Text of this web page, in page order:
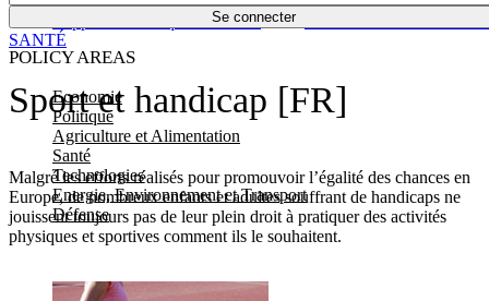
Se connecter
POLICY AREAS
Economie
Politique
Agriculture et Alimentation
Santé
Technologies
Energie, Environnement et Transport
Défense
Économie
Sport et handicap [FR]
Malgré les efforts réalisés pour promouvoir l’égalité des chances en
Europe, de nombreux enfants et adultes souffrant de handicaps ne
jouissent toujours pas de leur plein droit à pratiquer des activités
physiques et sportives comment ils le souhaitent.
SANTÉ